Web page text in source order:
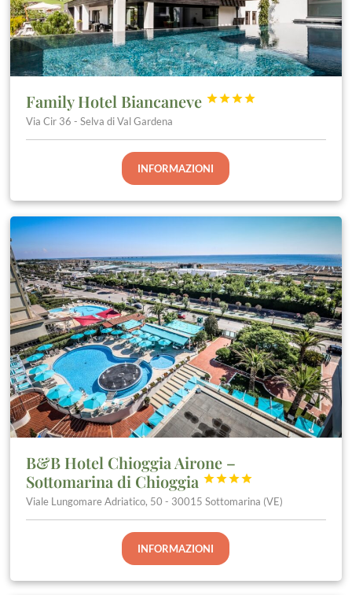
Family Hotel Biancaneve 



Via Cir 36 - Selva di Val Gardena
INFORMAZIONI
B&B Hotel Chioggia Airone –
Sottomarina di Chioggia




Viale Lungomare Adriatico, 50 - 30015 Sottomarina (VE)
INFORMAZIONI